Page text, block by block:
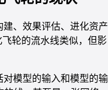
、效果评估、进化资产
轮的流水线类似，但影
模型的输入和模型的输